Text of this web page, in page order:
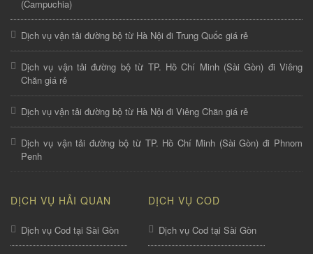
(Campuchia)
Dịch vụ vận tải đường bộ từ Hà Nội đi Trung Quốc giá rẻ
Dịch vụ vận tải đường bộ từ TP. Hồ Chí Minh (Sài Gòn) đi Viêng
Chăn giá rẻ
Dịch vụ vận tải đường bộ từ Hà Nội đi Viêng Chăn giá rẻ
Dịch vụ vận tải đường bộ từ TP. Hồ Chí Minh (Sài Gòn) đi Phnom
Penh
DỊCH VỤ HẢI QUAN
Dịch vụ Cod tại Sài Gòn
DỊCH VỤ COD
Dịch vụ Cod tại Sài Gòn